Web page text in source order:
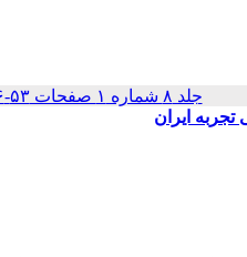
جلد ۸ شماره ۱ صفحات ۵۳-۳۶
ایران